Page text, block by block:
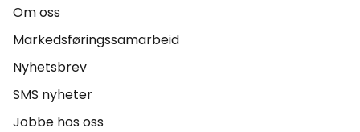
Om oss
Markedsføringssamarbeid
Nyhetsbrev
SMS nyheter
Jobbe hos oss